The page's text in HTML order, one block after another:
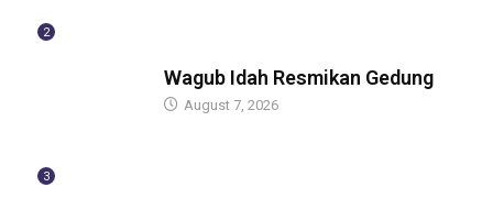
2
Wagub Idah Resmikan Gedung
August 7, 2026
3